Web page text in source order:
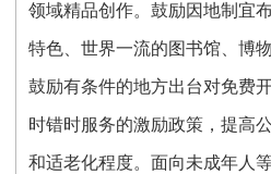
领域精品创作。鼓励因地制宜
特色、世界一流的图书馆、博
鼓励有条件的地方出台对免费
时错时服务的激励政策，提高
和适老化程度。面向未成年人